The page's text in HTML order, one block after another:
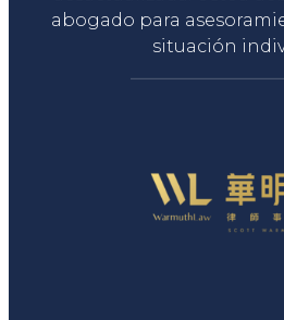
abogado para
situación